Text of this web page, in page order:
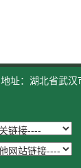
址：湖北省武汉